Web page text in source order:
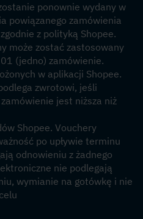
ponownie wydany w
powiązanego zamówienia
z polityką Shopee.
może zostać zastosowany
(jedno) zamówienie.
w aplikacji Shopee.
zwrotowi, jeśli
jest niższa niż
Shopee. Vouchery
po upływie terminu
odnowieniu z żadnego
nie podlegają
wymianie na gotówkę i nie